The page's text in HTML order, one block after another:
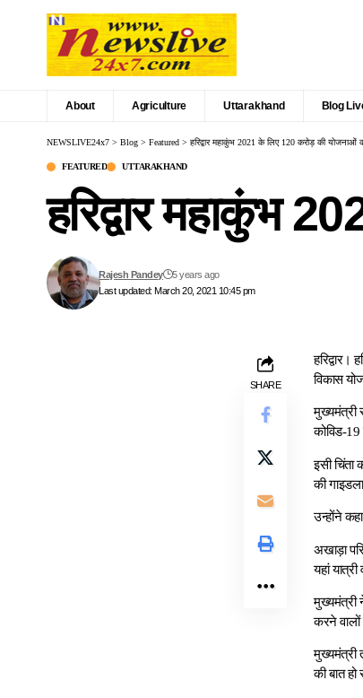
About Agriculture Uttarakhand Blog
NEWSLIVE24x7 > Blog > Featured > हरिद्वार महाकुंभ 2021 के लिए 120 करोड़ की योजनाओं
FEATURED UTTARAKHAND
हरिद्वार महाकुंभ
Last updated: March 20, 2021 10:45 pm
Rajesh Pandey 5 years ago
SHARE
विकास
मुख्यमंत्री
कोविड-
इसी चिंता
की
उन्होंने
अखाड़ा
यहां
मुख्यमंत्री
करने वालों
मुख्यमंत्री
की बात